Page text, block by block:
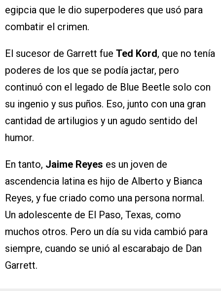
egipcia que le dio superpoderes que usó para
combatir el crimen.
El sucesor de Garrett fue Ted Kord, que no tenía
poderes de los que se podía jactar, pero
continuó con el legado de Blue Beetle solo con
su ingenio y sus puños. Eso, junto con una gran
cantidad de artilugios y un agudo sentido del
humor.
En tanto, Jaime Reyes es un joven de
ascendencia latina es hijo de Alberto y Bianca
Reyes, y fue criado como una persona normal.
Un adolescente de El Paso, Texas, como
muchos otros. Pero un día su vida cambió para
siempre, cuando se unió al escarabajo de Dan
Garrett.